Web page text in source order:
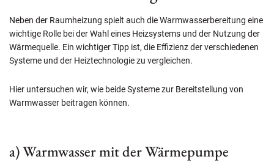
Neben der Raumheizung spielt auch die Warmwasserbereitung eine
wichtige Rolle bei der Wahl eines Heizsystems und der Nutzung der
Wärmequelle. Ein wichtiger Tipp ist, die Effizienz der verschiedenen
Systeme und der Heiztechnologie zu vergleichen.
Hier untersuchen wir, wie beide Systeme zur Bereitstellung von
Warmwasser beitragen können.
a) Warmwasser mit der Wärmepumpe